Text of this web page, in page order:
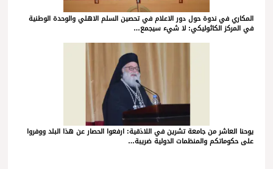
المكاري في ندوة حول دور الاعلام في تحصين السلم الاهلي والوحدة الوطنية
في المركز الكاثوليكي: لا شيء سيجمع…
يوحنا العاشر من جامعة تشرين في اللاذقية: ارفعوا الحصار عن هذا البلد ووفروا
على حكوماتكم والمنظمات الدولية ضريبة…